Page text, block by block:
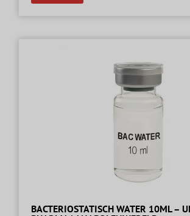
BACTERIOSTATISCH WATER 10ML –